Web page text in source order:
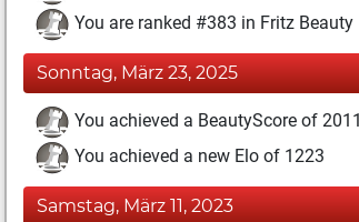
You are ranked #383 in Fritz Beauty
Sonntag, März 23, 2025
You achieved a BeautyScore of 2011
You achieved a new Elo of 1223
Samstag, März 11, 2023